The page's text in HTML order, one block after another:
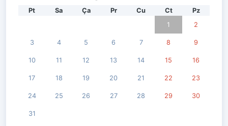
Pt Sa Ça Pr Cu Ct
Pz
1
2
3 4 5 6 7 8 9
10 11 12 13 14 15 16
17 18 19 20 21 22 23
24 25 26 27 28 29 30
31